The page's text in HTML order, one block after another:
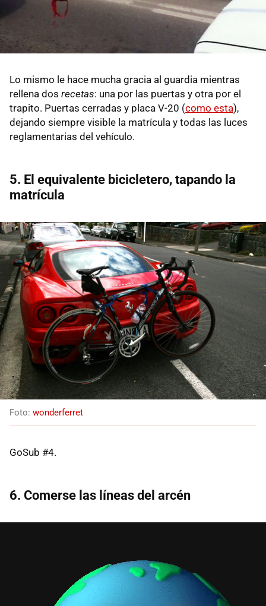
Lo mismo le hace mucha gracia al guardia mientras
rellena dos recetas: una por las puertas y otra por el
trapito. Puertas cerradas y placa V-20 (como esta),
dejando siempre visible la matrícula y todas las luces
reglamentarias del vehículo.
5. El equivalente bicicletero, tapando la
matrícula
Foto: wonderferret
GoSub #4.
6. Comerse las líneas del arcén